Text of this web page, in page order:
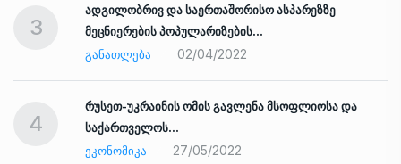
3
ადგილობრივ და საერთაშორისო ასპარეზზე
მეცნიერების პოპულარიზების…
ᲒᲐᲜᲐᲗᲚᲔᲑᲐ
02/04/2022
4
რუსეთ-უკრაინის ომის გავლენა მსოფლიოსა და
საქართველოს…
ᲔᲙᲝᲜᲝᲛᲘᲙᲐ
27/05/2022